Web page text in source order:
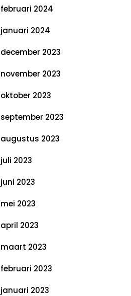
februari 2024
januari 2024
december 2023
november 2023
oktober 2023
september 2023
augustus 2023
juli 2023
juni 2023
mei 2023
april 2023
maart 2023
februari 2023
januari 2023